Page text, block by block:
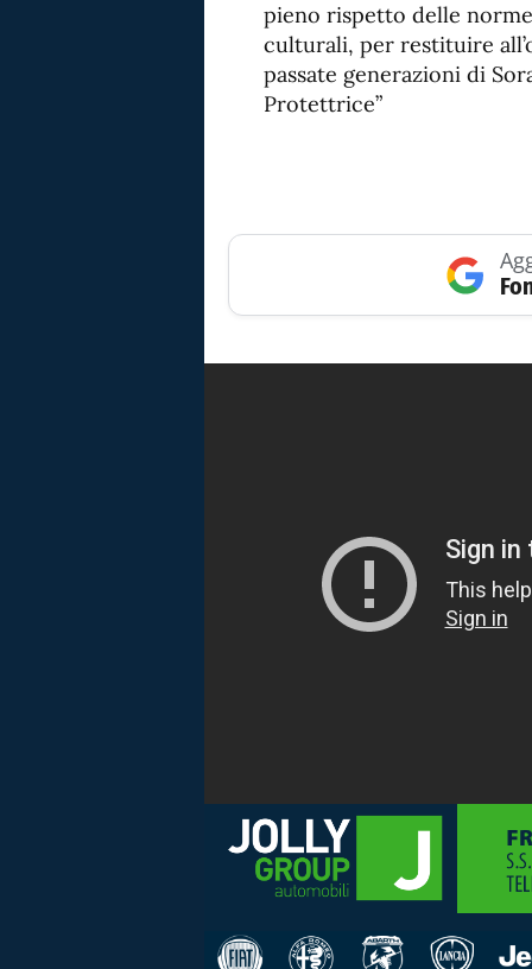
pieno rispetto delle
culturali, per restituire
passate generazioni di
Protettrice”